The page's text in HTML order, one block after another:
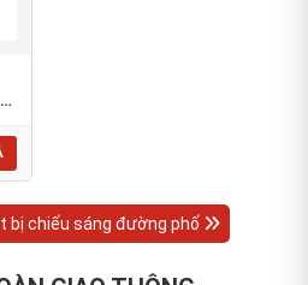
bị chiếu sáng đường phố